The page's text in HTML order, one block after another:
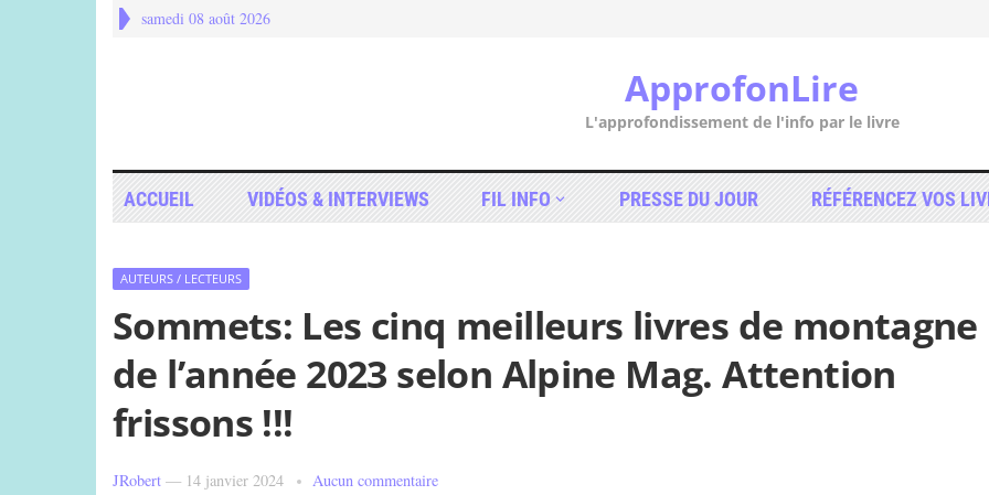
samedi 08 août 2026
ApprofonLire
L'approfondissement de l'info par le livre
ACCUEIL VIDÉOS & INTERVIEWS FIL INFO PRESSE DU JOUR RÉFÉRENCEZ VOS
AUTEURS / LECTEURS
Sommets: Les cinq meilleurs livres de montagne
de l’année 2023 selon Alpine Mag. Attention
frissons !!!
JRobert — 14 janvier 2024 Aucun commentaire